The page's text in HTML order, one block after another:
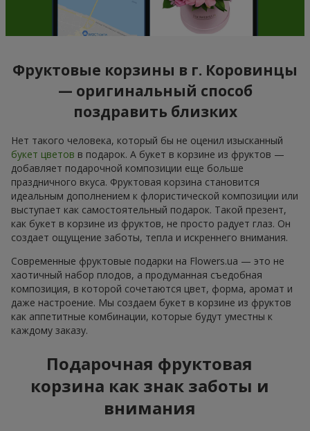
Фруктовые корзины в г. Коровинцы
— оригинальный способ
поздравить близких
Нет такого человека, который бы не оценил изысканный
букет цветов в подарок. А букет в корзине из фруктов —
добавляет подарочной композиции еще больше
праздничного вкуса. Фруктовая корзина становится
идеальным дополнением к флористической композиции или
выступает как самостоятельный подарок. Такой презент,
как букет в корзине из фруктов, не просто радует глаз. Он
создает ощущение заботы, тепла и искреннего внимания.
Современные фруктовые подарки на Flowers.ua — это не
хаотичный набор плодов, а продуманная съедобная
композиция, в которой сочетаются цвет, форма, аромат и
даже настроение. Мы создаем букет в корзине из фруктов
как аппетитные комбинации, которые будут уместны к
каждому заказу.
Подарочная фруктовая
корзина как знак заботы и
внимания